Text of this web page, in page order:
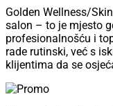
Golden Wellness/
salon – to je mjesto
profesionalnošću i
rade rutinski, već s
klijentima da se